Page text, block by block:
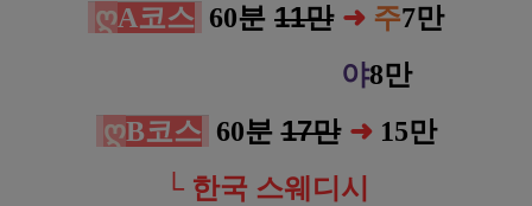
ღA코스 60분 11만 ➜ 주7만
야8만
ღB코스 60분 17만 ➜ 15만
└ 한국 스웨디시